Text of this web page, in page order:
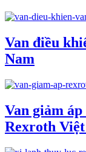
Van điều
Nam
Van giảm
Rexroth